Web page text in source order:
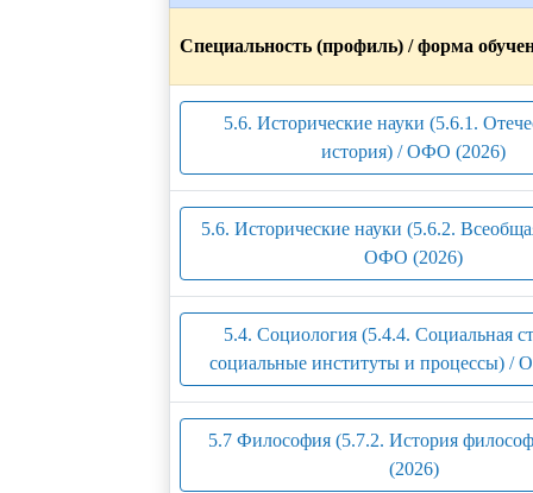
Специальность (профиль) / форма
5.6. Исторические науки (5.6.1.
история) / ОФО (2026)
5.6. Исторические науки (5.6.2.
ОФО (2026)
5.4. Социология (5.4.4. Социальная
социальные институты и процессы) /
5.7 Философия (5.7.2. История
(2026)